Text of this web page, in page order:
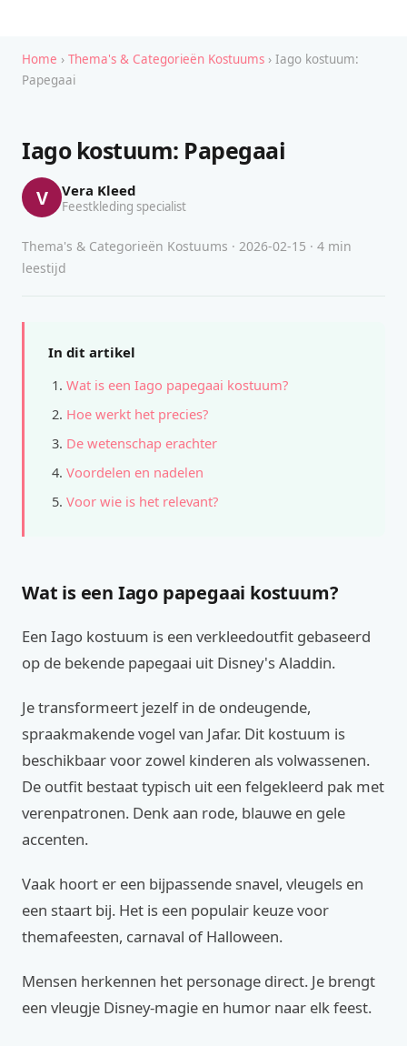
Home › Thema's & Categorieën Kostuums › Iago kostuum:
Papegaai
Iago kostuum: Papegaai
V Vera Kleed
Feestkleding specialist
Thema's & Categorieën Kostuums · 2026-02-15 · 4 min
leestijd
In dit artikel
Wat is een Iago papegaai kostuum?
Hoe werkt het precies?
De wetenschap erachter
Voordelen en nadelen
Voor wie is het relevant?
Wat is een Iago papegaai kostuum?
Een Iago kostuum is een verkleedoutfit gebaseerd
op de bekende papegaai uit Disney's Aladdin.
Je transformeert jezelf in de ondeugende,
spraakmakende vogel van Jafar. Dit kostuum is
beschikbaar voor zowel kinderen als volwassenen.
De outfit bestaat typisch uit een felgekleerd pak met
verenpatronen. Denk aan rode, blauwe en gele
accenten.
Vaak hoort er een bijpassende snavel, vleugels en
een staart bij. Het is een populair keuze voor
themafeesten, carnaval of Halloween.
Mensen herkennen het personage direct. Je brengt
een vleugje Disney-magie en humor naar elk feest.